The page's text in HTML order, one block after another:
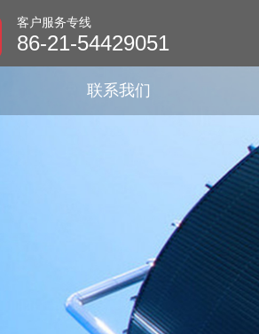
客户服务专线
86-21-54429051
联系我们